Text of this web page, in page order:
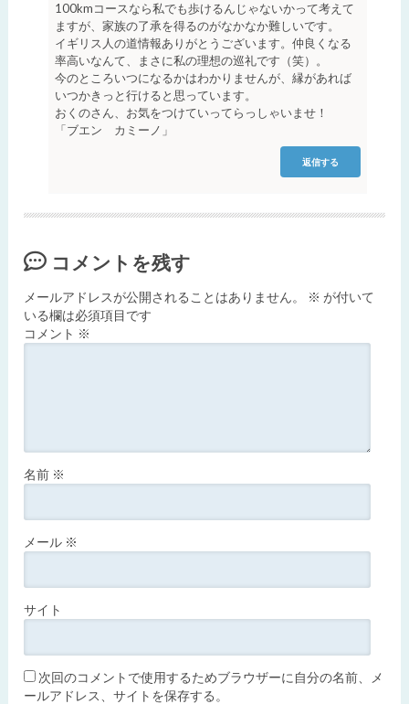
100kmコースなら私でも歩けるんじゃないかって考えて
ますが、家族の了承を得るのがなかなか難しいです。
イギリス人の道情報ありがとうございます。仲良くなる
率高いなんて、まさに私の理想の巡礼です（笑）。
今のところいつになるかはわかりませんが、縁があれば
いつかきっと行けると思っています。
おくのさん、お気をつけていってらっしゃいませ！
「ブエン カミーノ」
返信する
コメントを残す
メールアドレスが公開されることはありません。 ※ が付いて
いる欄は必須項目です
コメント ※
名前 ※
メール ※
サイト
次回のコメントで使用するためブラウザーに自分の名前、メ
ールアドレス、サイトを保存する。